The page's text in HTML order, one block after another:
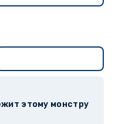
этому монстру